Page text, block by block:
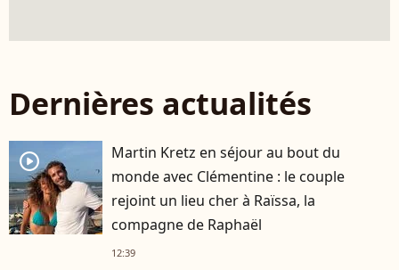
Dernières actualités
player2
Martin Kretz en séjour au bout du
monde avec Clémentine : le couple
rejoint un lieu cher à Raïssa, la
compagne de Raphaël
12:39